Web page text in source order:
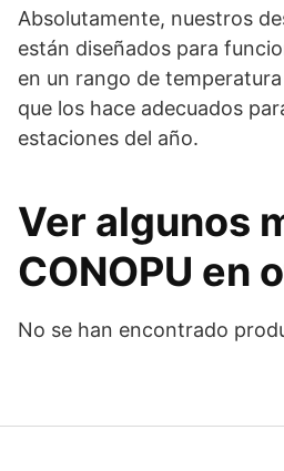
Absolutamente, nuestros
están diseñados para
en un rango de temperatura
que los hace adecuados
estaciones del año.
Ver algunos
CONOPU en
No se han encontrado